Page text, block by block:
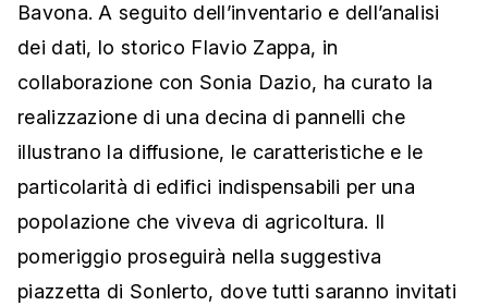
Bavona.A seguito dell’inventario e dell’analisi
dei dati, lo storico Flavio Zappa, in
collaborazione con Sonia Dazio, ha curato la
realizzazione di una decina di pannelli che
illustrano la diffusione, le caratteristiche e le
particolarità di edifici indispensabili per una
popolazione che viveva di agricoltura. Il
pomeriggio proseguirà nella suggestiva
piazzetta di Sonlerto, dove tutti saranno invitati